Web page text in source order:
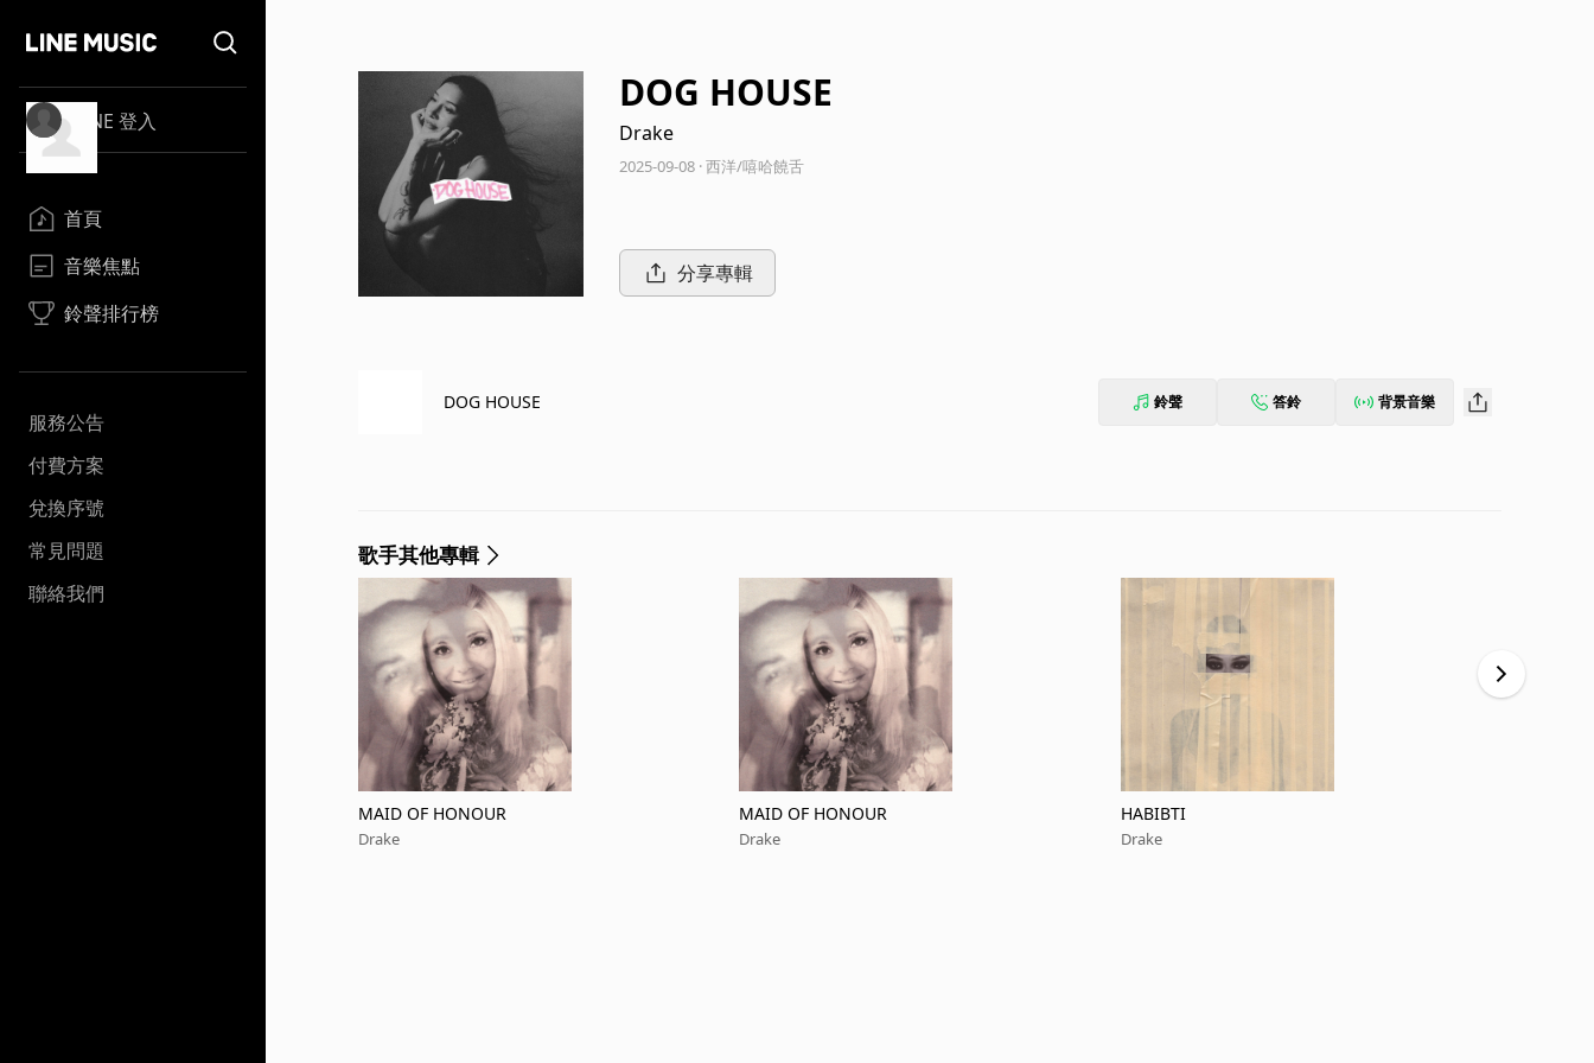
LINE 登入
首頁
音樂焦點
鈴聲排行榜
服務公告
付費方案
兌換序號
常見問題
聯絡我們
DOG HOUSE
Drake
2025-09-08 · 西洋/嘻哈饒舌
分享專輯
DOG HOUSE 鈴聲 答鈴 背景音樂
歌手其他專輯
MAID OF HONOUR
Drake
MAID OF HONOUR
Drake
HABIBTI
Drake